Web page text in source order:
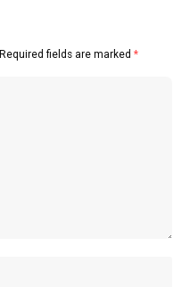
Required fields are marked *